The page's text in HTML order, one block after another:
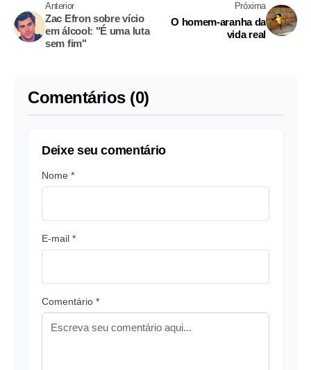
Anterior
Zac Efron sobre vício
em álcool: "É uma luta
sem fim"
Próxima
O homem-aranha da
vida real
Comentários (0)
Deixe seu comentário
Nome *
E-mail *
Comentário *